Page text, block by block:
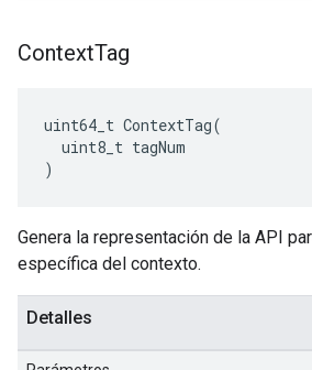
ContextTag
uint64_t ContextTag(
  uint8_t tagNum
)
Genera la representación de la API
específica del contexto.
Detalles